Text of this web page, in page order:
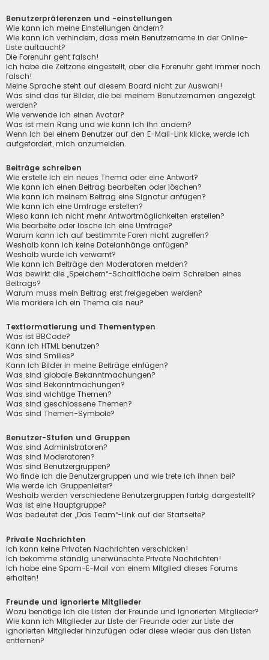
Benutzerpräferenzen und -einstellungen
Wie kann ich meine Einstellungen ändern?
Wie kann ich verhindern, dass mein Benutzername in der Online-
Liste auftaucht?
Die Forenuhr geht falsch!
Ich habe die Zeitzone eingestellt, aber die Forenuhr geht immer noch
falsch!
Meine Sprache steht auf diesem Board nicht zur Auswahl!
Was sind das für Bilder, die bei meinem Benutzernamen angezeigt
werden?
Wie verwende ich einen Avatar?
Was ist mein Rang und wie kann ich ihn ändern?
Wenn ich bei einem Benutzer auf den E-Mail-Link klicke, werde ich
aufgefordert, mich anzumelden.
Beiträge schreiben
Wie erstelle ich ein neues Thema oder eine Antwort?
Wie kann ich einen Beitrag bearbeiten oder löschen?
Wie kann ich meinem Beitrag eine Signatur anfügen?
Wie kann ich eine Umfrage erstellen?
Wieso kann ich nicht mehr Antwortmöglichkeiten erstellen?
Wie bearbeite oder lösche ich eine Umfrage?
Warum kann ich auf bestimmte Foren nicht zugreifen?
Weshalb kann ich keine Dateianhänge anfügen?
Weshalb wurde ich verwarnt?
Wie kann ich Beiträge den Moderatoren melden?
Was bewirkt die „Speichern“-Schaltfläche beim Schreiben eines
Beitrags?
Warum muss mein Beitrag erst freigegeben werden?
Wie markiere ich ein Thema als neu?
Textformatierung und Thementypen
Was ist BBCode?
Kann ich HTML benutzen?
Was sind Smilies?
Kann ich Bilder in meine Beiträge einfügen?
Was sind globale Bekanntmachungen?
Was sind Bekanntmachungen?
Was sind wichtige Themen?
Was sind geschlossene Themen?
Was sind Themen-Symbole?
Benutzer-Stufen und Gruppen
Was sind Administratoren?
Was sind Moderatoren?
Was sind Benutzergruppen?
Wo finde ich die Benutzergruppen und wie trete ich ihnen bei?
Wie werde ich Gruppenleiter?
Weshalb werden verschiedene Benutzergruppen farbig dargestellt?
Was ist eine Hauptgruppe?
Was bedeutet der „Das Team“-Link auf der Startseite?
Private Nachrichten
Ich kann keine Privaten Nachrichten verschicken!
Ich bekomme ständig unerwünschte Private Nachrichten!
Ich habe eine Spam-E-Mail von einem Mitglied dieses Forums
erhalten!
Freunde und ignorierte Mitglieder
Wozu benötige ich die Listen der Freunde und ignorierten Mitglieder?
Wie kann ich Mitglieder zur Liste der Freunde oder zur Liste der
ignorierten Mitglieder hinzufügen oder diese wieder aus den Listen
entfernen?